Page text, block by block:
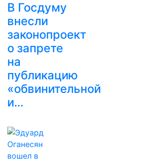
В Госдуму
внесли
законопроект
о запрете
на
публикацию
«обвинительной
и…